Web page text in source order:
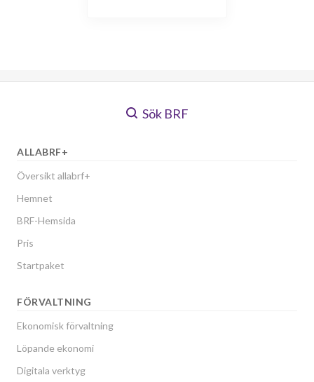
Sök BRF
ALLABRF+
Översikt allabrf+
Hemnet
BRF-Hemsida
Pris
Startpaket
FÖRVALTNING
Ekonomisk förvaltning
Löpande ekonomi
Digitala verktyg